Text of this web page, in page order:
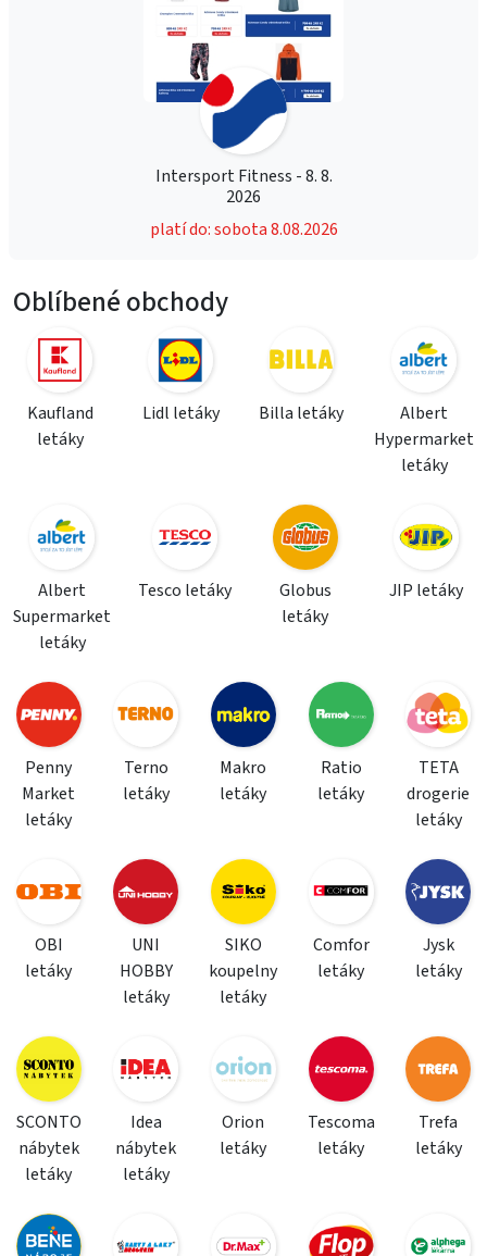
Intersport Fitness - 8. 8.
2026
platí do: sobota 8.08.2026
Oblíbené obchody
Kaufland
letáky
Lidl letáky Billa letáky
Albert
Hypermarket
letáky
Albert
Supermarket
letáky
Tesco letáky
Globus
letáky
JIP letáky
Penny
Market
letáky
Terno
letáky
Makro
letáky
Ratio
letáky
TETA
drogerie
letáky
OBI
letáky
UNI
HOBBY
letáky
SIKO
koupelny
letáky
Comfor
letáky
Jysk
letáky
SCONTO
nábytek
letáky
Idea
nábytek
letáky
Orion
letáky
Tescoma
letáky
Trefa
letáky